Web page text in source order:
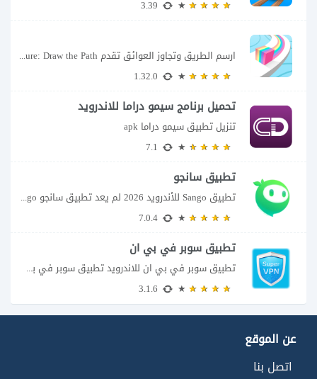
ارسم الطريق وتجاوز العوائق تقدم Color Adventure: Draw the Path فكرة بسيطة تتحول سريعًا...
تحميل برنامج سيمو دراما للاندرويد
تنزيل تطبيق سيمو دراما apk
تطبيق سانجو
تطبيق Sango للأندرويد 2026 لم يعد تطبيق سانجو Sango مجرد مساحة لإرسال الرسائل أو...
تطبيق سوبر في بي ان
تطبيق سوبر في بي ان للاندرويد تطبيق سوبر في بي ان من تطبيقات الشبكات...
عن الموقع
اتصل بنا